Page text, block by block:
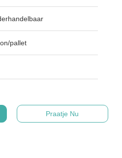
pallet
Praatje Nu